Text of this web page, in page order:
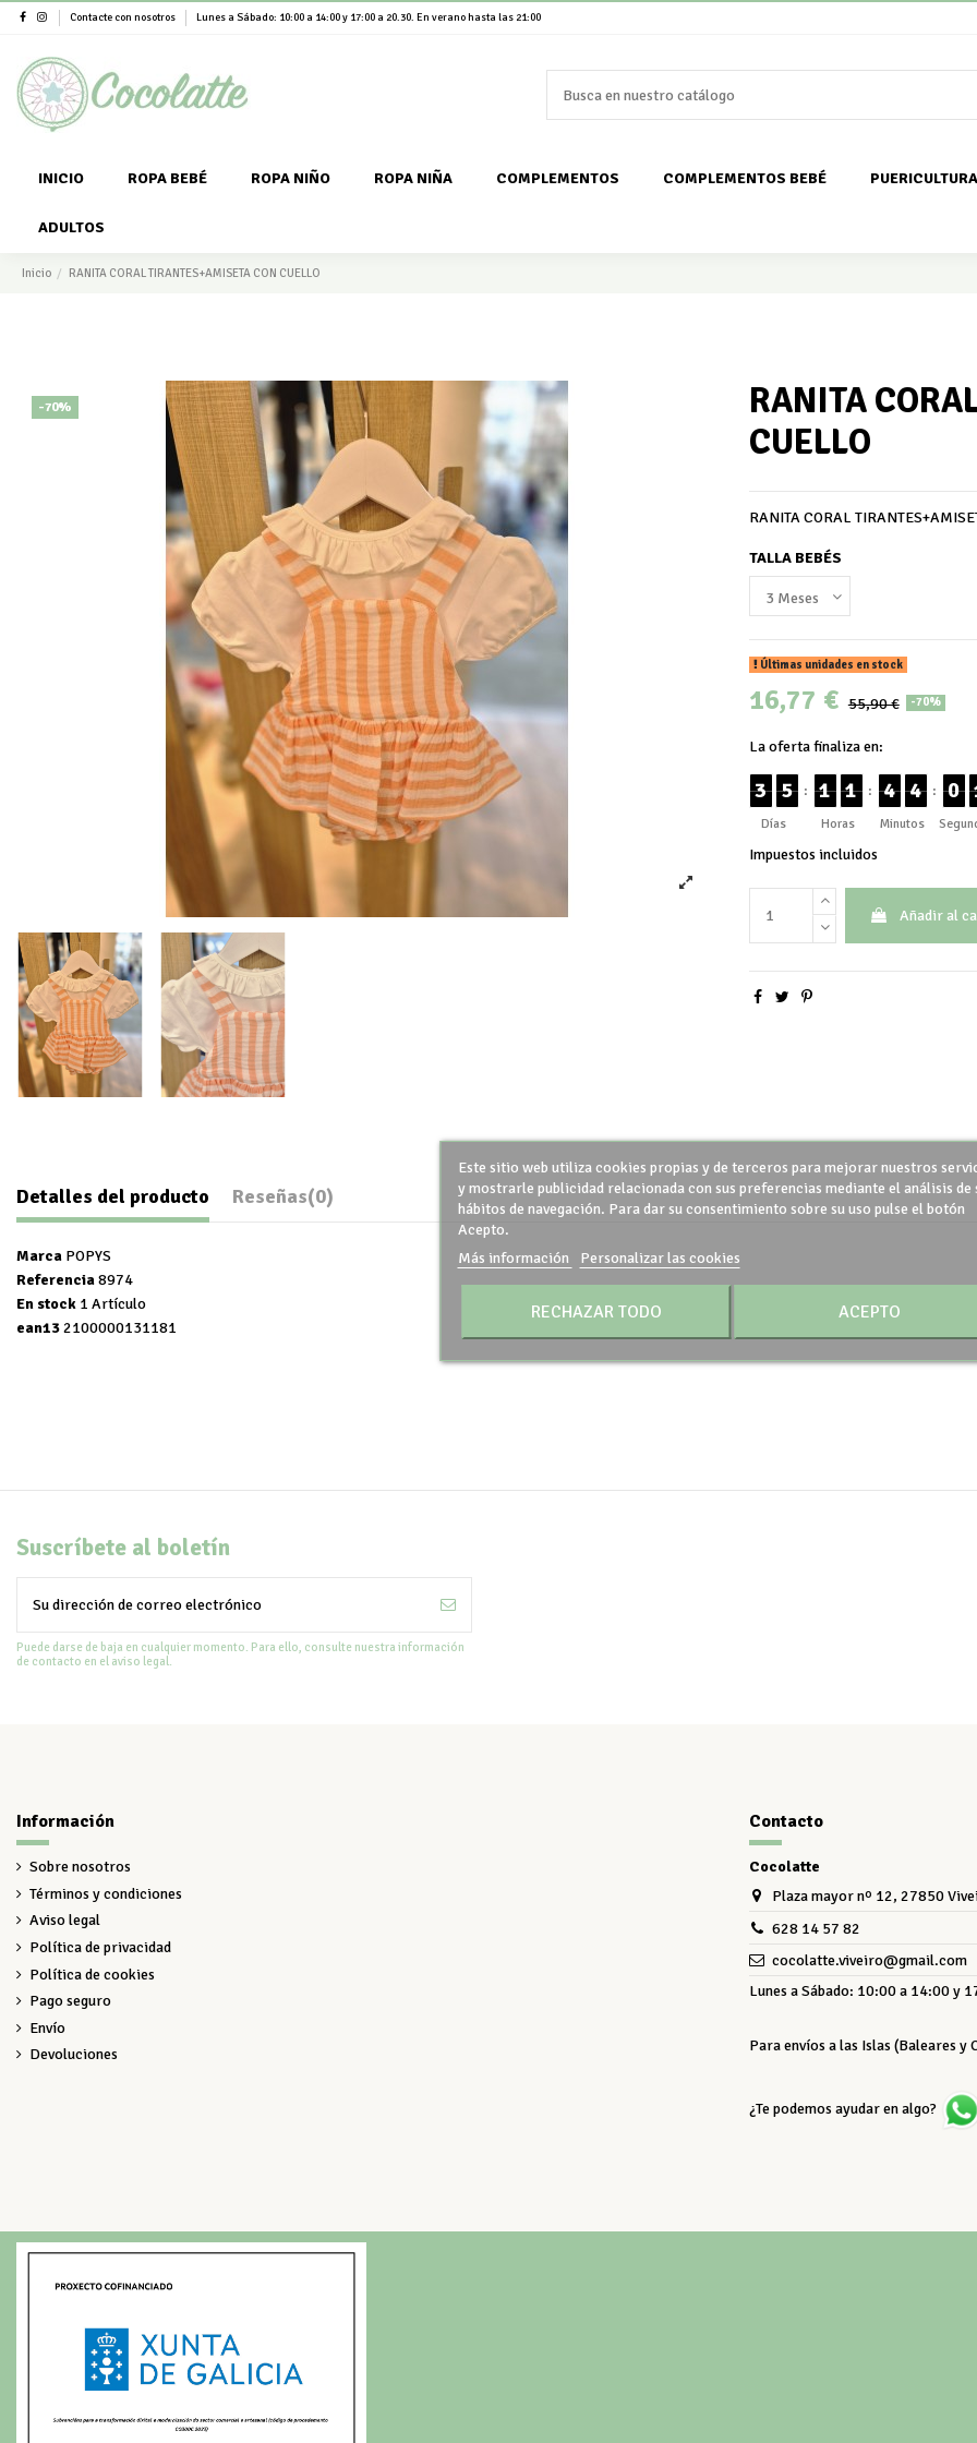
Contacte con nosotros Lunes a Sábado: 10:00 a 14:00 y 17:00 a 20.30. En verano hasta las 21:00
INICIO ROPA BEBÉ ROPA NIÑO ROPA NIÑA COMPLEMENTOS COMPLEMENTOS BEBÉ PUERICULTURA
ADULTOS
Inicio RANITA CORAL TIRANTES+AMISETA CON CUELLO
-70%
RANITA
CUELLO
RANITA CORAL
TALLA BEBÉS
Últimas unidades en stock
16,77 € 55,90 € -70%
La oferta finaliza en:
3 5
Días
: 1 1
Horas
: 4 4
Minutos
: 0
Impuestos incluidos
Añadir al
Detalles del producto Reseñas(0)
Marca POPYS
Referencia8974
En stock 1 Artículo
ean132100000131181
Suscríbete al boletín
Puede darse de baja en cualquier momento. Para ello, consulte nuestra información
de contacto en el aviso legal.
Información
Sobre nosotros
Términos y condiciones
Aviso legal
Política de privacidad
Política de cookies
Pago seguro
Envío
Devoluciones
Contacto
Cocolatte
Plaza mayor nº 12, 27850
628 14 57 82
cocolatte.viveiro@gmail.com
Lunes a Sábado: 10:00 a 14:00 y
Para envíos a las Islas (Baleares
¿Te podemos ayudar en algo?
Este sitio web utiliza cookies propias y de terceros para mejorar nuestros
y mostrarle publicidad relacionada con sus preferencias mediante el análisis de
hábitos de navegación. Para dar su consentimiento sobre su uso pulse el botón
Acepto.
Más información
Personalizar las cookies
RECHAZAR TODO ACEPTO